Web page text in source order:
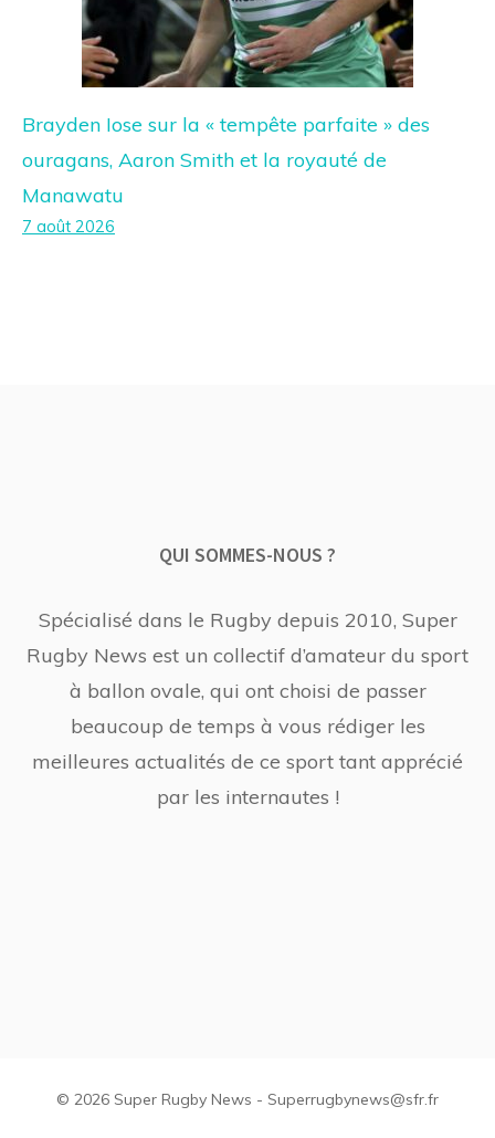
Brayden Iose sur la « tempête parfaite » des
ouragans, Aaron Smith et la royauté de
Manawatu
7 août 2026
QUI SOMMES-NOUS ?
Spécialisé dans le Rugby depuis 2010, Super
Rugby News est un collectif d’amateur du sport
à ballon ovale, qui ont choisi de passer
beaucoup de temps à vous rédiger les
meilleures actualités de ce sport tant apprécié
par les internautes !
© 2026 Super Rugby News - Superrugbynews@sfr.fr